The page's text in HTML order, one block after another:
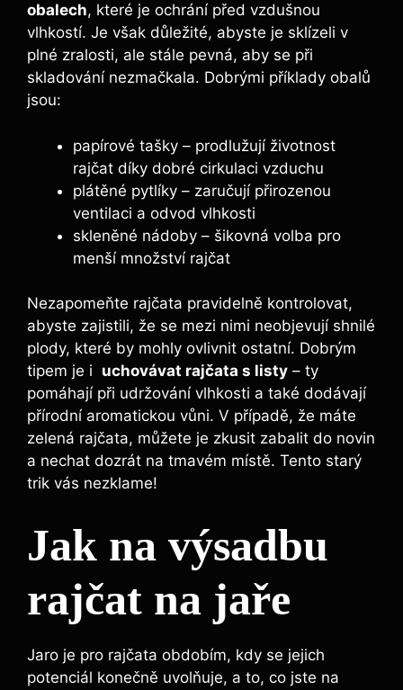
‍obalech, které je ochrání před ⁣vzdušnou
vlhkostí. Je však důležité, abyste je sklízeli ‌v
plné zralosti, ale stále pevná, aby se ‍při⁣
skladování nezmačkala. Dobrými příklady obalů
jsou:
papírové tašky – prodlužují životnost
⁣rajčat díky ⁤dobré cirkulaci vzduchu
plátěné pytlíky – zaručují přirozenou
ventilaci a odvod vlhkosti
skleněné nádoby – šikovná volba ‍pro
menší množství rajčat
Nezapomeňte rajčata pravidelně kontrolovat,
abyste zajistili,​ že se ⁢mezi nimi neobjevují ⁣shnilé
plody,⁤ které by mohly ovlivnit ‌ostatní. Dobrým
tipem je⁣ i ‍ uchovávat rajčata s listy – ty
pomáhají při udržování vlhkosti ⁢a také ​dodávají
přírodní aromatickou vůni. V případě, že máte
zelená rajčata, můžete je zkusit⁢ zabalit do ‍novin
a nechat dozrát na‌ tmavém místě. Tento ⁤starý
⁤trik vás nezklame!
Jak na výsadbu⁣
rajčat na ⁤jaře
Jaro ⁣je pro rajčata⁢ obdobím, kdy​ se ⁢jejich
potenciál konečně ⁤uvolňuje, a to, co jste na